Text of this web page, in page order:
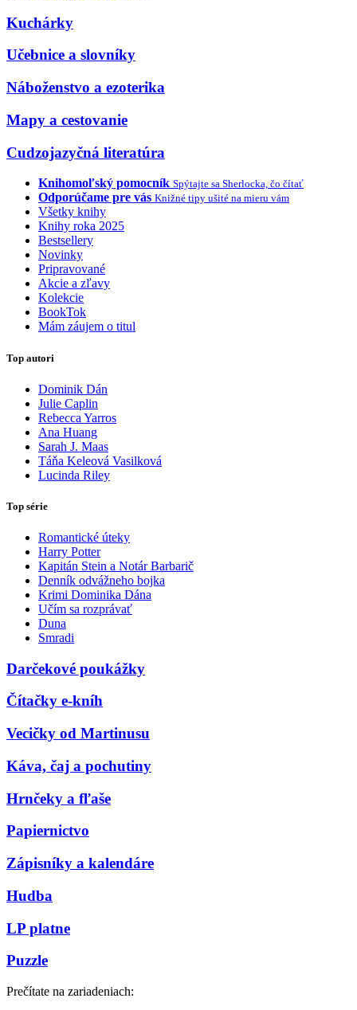
Kuchárky
Učebnice a slovníky
Náboženstvo a ezoterika
Mapy a cestovanie
Cudzojazyčná literatúra
Knihomoľský pomocník Spýtajte sa Sherlocka, čo čítať
Odporúčame pre vás Knižné tipy ušité na mieru vám
Všetky knihy
Knihy roka 2025
Bestsellery
Novinky
Pripravované
Akcie a zľavy
Kolekcie
BookTok
Mám záujem o titul
Top autori
Dominik Dán
Julie Caplin
Rebecca Yarros
Ana Huang
Sarah J. Maas
Táňa Keleová Vasilková
Lucinda Riley
Top série
Romantické úteky
Harry Potter
Kapitán Stein a Notár Barbarič
Denník odvážneho bojka
Krimi Dominika Dána
Učím sa rozprávať
Duna
Smradi
Darčekové poukážky
Čítačky e-kníh
Vecičky od Martinusu
Káva, čaj a pochutiny
Hrnčeky a fľaše
Papiernictvo
Zápisníky a kalendáre
Hudba
LP platne
Puzzle
Prečítate na zariadeniach: